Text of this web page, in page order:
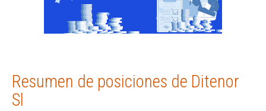
Resumen de posiciones de Ditenor
Sl